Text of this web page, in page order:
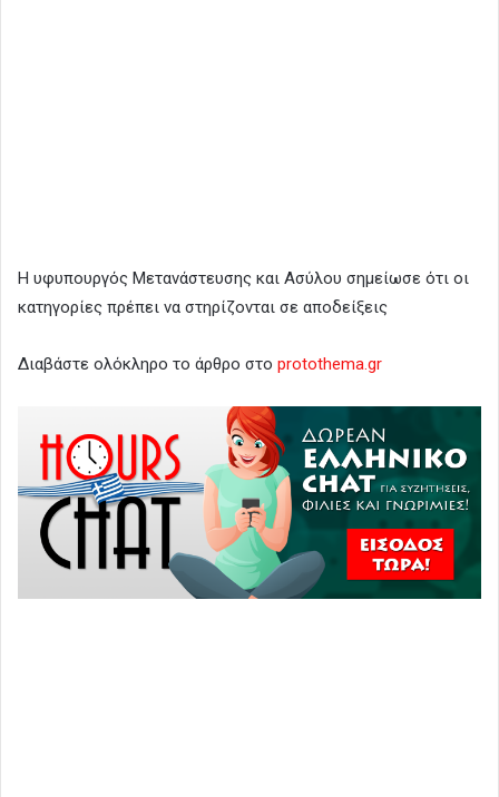
Η υφυπουργός Μετανάστευσης και Ασύλου σημείωσε ότι οι
κατηγορίες πρέπει να στηρίζονται σε αποδείξεις
Διαβάστε ολόκληρο το άρθρο στο protothema.gr